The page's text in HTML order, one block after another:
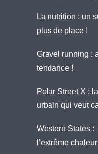
La nutrition : un
plus de place !
Gravel running :
tendance !
Polar Street X :
urbain qui veut
Western States :
l’extrême